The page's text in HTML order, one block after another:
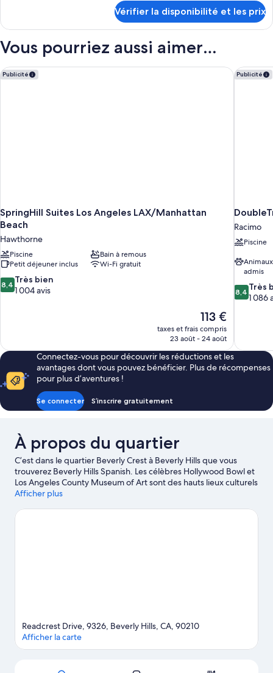
chambre :
Double
Room
(2adults
le
de
Deluxe
Double
Vérifier la disponibilité et les prix
Vous pourriez aussi aimer…
Publicité
SpringHill Suites Los Angeles LAX/Manhattan
Beach
Hawthorne
Piscine
Bain à remous
Petit déjeuner inclus
Wi-Fi gratuit
8.4
sur
8,4 Très bien
1 004 avis
Le
nouveau
prix
de
113 €
113 €
taxes et frais compris
23 août - 24 août
SpringHill Suites Los Angeles LAX/Manhattan Beach Publicité
Racimo
Piscine
admis
8.4
sur
1 086 avis
8,4 Très
1 086
Connectez-vous pour découvrir les réductions et les
avantages dont vous pouvez bénéficier. Plus de récompenses
pour plus d’aventures !
Se connecter S’inscrire gratuitement
À propos du quartier
C’est dans le quartier Beverly Crest à Beverly Hills que vous
trouverez Beverly Hills Spanish. Les célèbres Hollywood Bowl et
Los Angeles County Museum of Art sont des hauts lieux culturels
qui ne vous laisseront pas sur votre faim. Et pour assouvir votre
emblématiques Sunset Strip et Rodeo Drive. Consultez l'affiche
Afficher plus
Carte
Readcrest Drive, 9326, Beverly Hills, CA, 90210
Afficher la carte